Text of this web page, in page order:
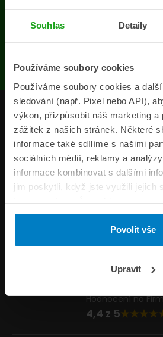
Souhlas Detaily
Používáme soubory cookies
Používáme soubory cookies a
sledování (např. Pixel nebo API),
výkon, přizpůsobit náš marketing a
zážitek z našich stránek. Některé
informace také sdílíme s našimi
sociálních médií, reklamy a
informace kombinovat s dalšími
jim poskytli, když jste využili jejich
tomu prosím svůj souhlas.
Povolit vše
Upravit
chyba
Produkty
Pojišťovny
Informace
ePojisteni.cz
Formuláře
Napište nám
Hodnocení na
4,4 z 5